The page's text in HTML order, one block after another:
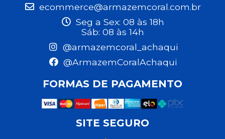
ecommerce@armazemcoral.com.br
Seg a Sex: 08 às 18h
Sáb: 08 às 14h
@armazemcoral_achaqui
@ArmazemCoralAchaqui
FORMAS DE PAGAMENTO
SITE SEGURO